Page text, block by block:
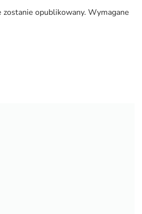
opublikowany. Wymagane